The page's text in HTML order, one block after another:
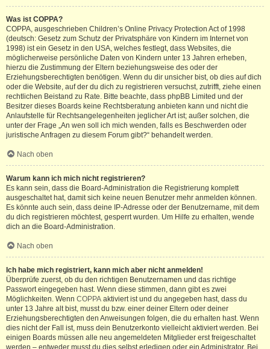
Was ist COPPA?
COPPA, ausgeschrieben Children’s Online Privacy Protection Act of 1998
(deutsch: Gesetz zum Schutz der Privatsphäre von Kindern im Internet von
1998) ist ein Gesetz in den USA, welches festlegt, dass Websites, die
möglicherweise persönliche Daten von Kindern unter 13 Jahren erheben,
hierzu die Zustimmung der Eltern beziehungsweise des oder der
Erziehungsberechtigten benötigen. Wenn du dir unsicher bist, ob dies auf dich
oder die Website, auf der du dich zu registrieren versuchst, zutrifft, ziehe einen
rechtlichen Beistand zu Rate. Bitte beachte, dass phpBB Limited und der
Besitzer dieses Boards keine Rechtsberatung anbieten kann und nicht die
Anlaufstelle für Rechtsangelegenheiten jeglicher Art ist; außer solchen, die
unter der Frage „An wen soll ich mich wenden, falls es Beschwerden oder
juristische Anfragen zu diesem Forum gibt?“ behandelt werden.
Nach oben
Warum kann ich mich nicht registrieren?
Es kann sein, dass die Board-Administration die Registrierung komplett
ausgeschaltet hat, damit sich keine neuen Benutzer mehr anmelden können.
Es könnte auch sein, dass deine IP-Adresse oder der Benutzername, mit dem
du dich registrieren möchtest, gesperrt wurden. Um Hilfe zu erhalten, wende
dich an die Board-Administration.
Nach oben
Ich habe mich registriert, kann mich aber nicht anmelden!
Überprüfe zuerst, ob du den richtigen Benutzernamen und das richtige
Passwort eingegeben hast. Wenn diese stimmen, dann gibt es zwei
Möglichkeiten. Wenn COPPA aktiviert ist und du angegeben hast, dass du
unter 13 Jahre alt bist, musst du bzw. einer deiner Eltern oder deiner
Erziehungsberechtigten den Anweisungen folgen, die du erhalten hast. Wenn
dies nicht der Fall ist, muss dein Benutzerkonto vielleicht aktiviert werden. Bei
einigen Boards müssen alle neu angemeldeten Mitglieder erst freigeschaltet
werden – entweder musst du dies selbst erledigen oder ein Administrator. Bei